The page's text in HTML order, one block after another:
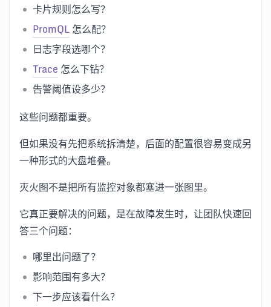
卡片规则怎么写？
PromQL怎么配？
日志字段选哪个？
Trace 怎么下钻？
告警阈值设多少？
这些问题都重要。
但如果没有先把系统拆清楚，后面的配置很容易变成另
一种形式的大盘堆叠。
灭火图不是把所有监控对象都塞进一张图里。
它真正要解决的问题，是在故障发生时，让团队快速回
答三个问题：
哪里出问题了？
影响范围有多大？
下一步应该看什么？